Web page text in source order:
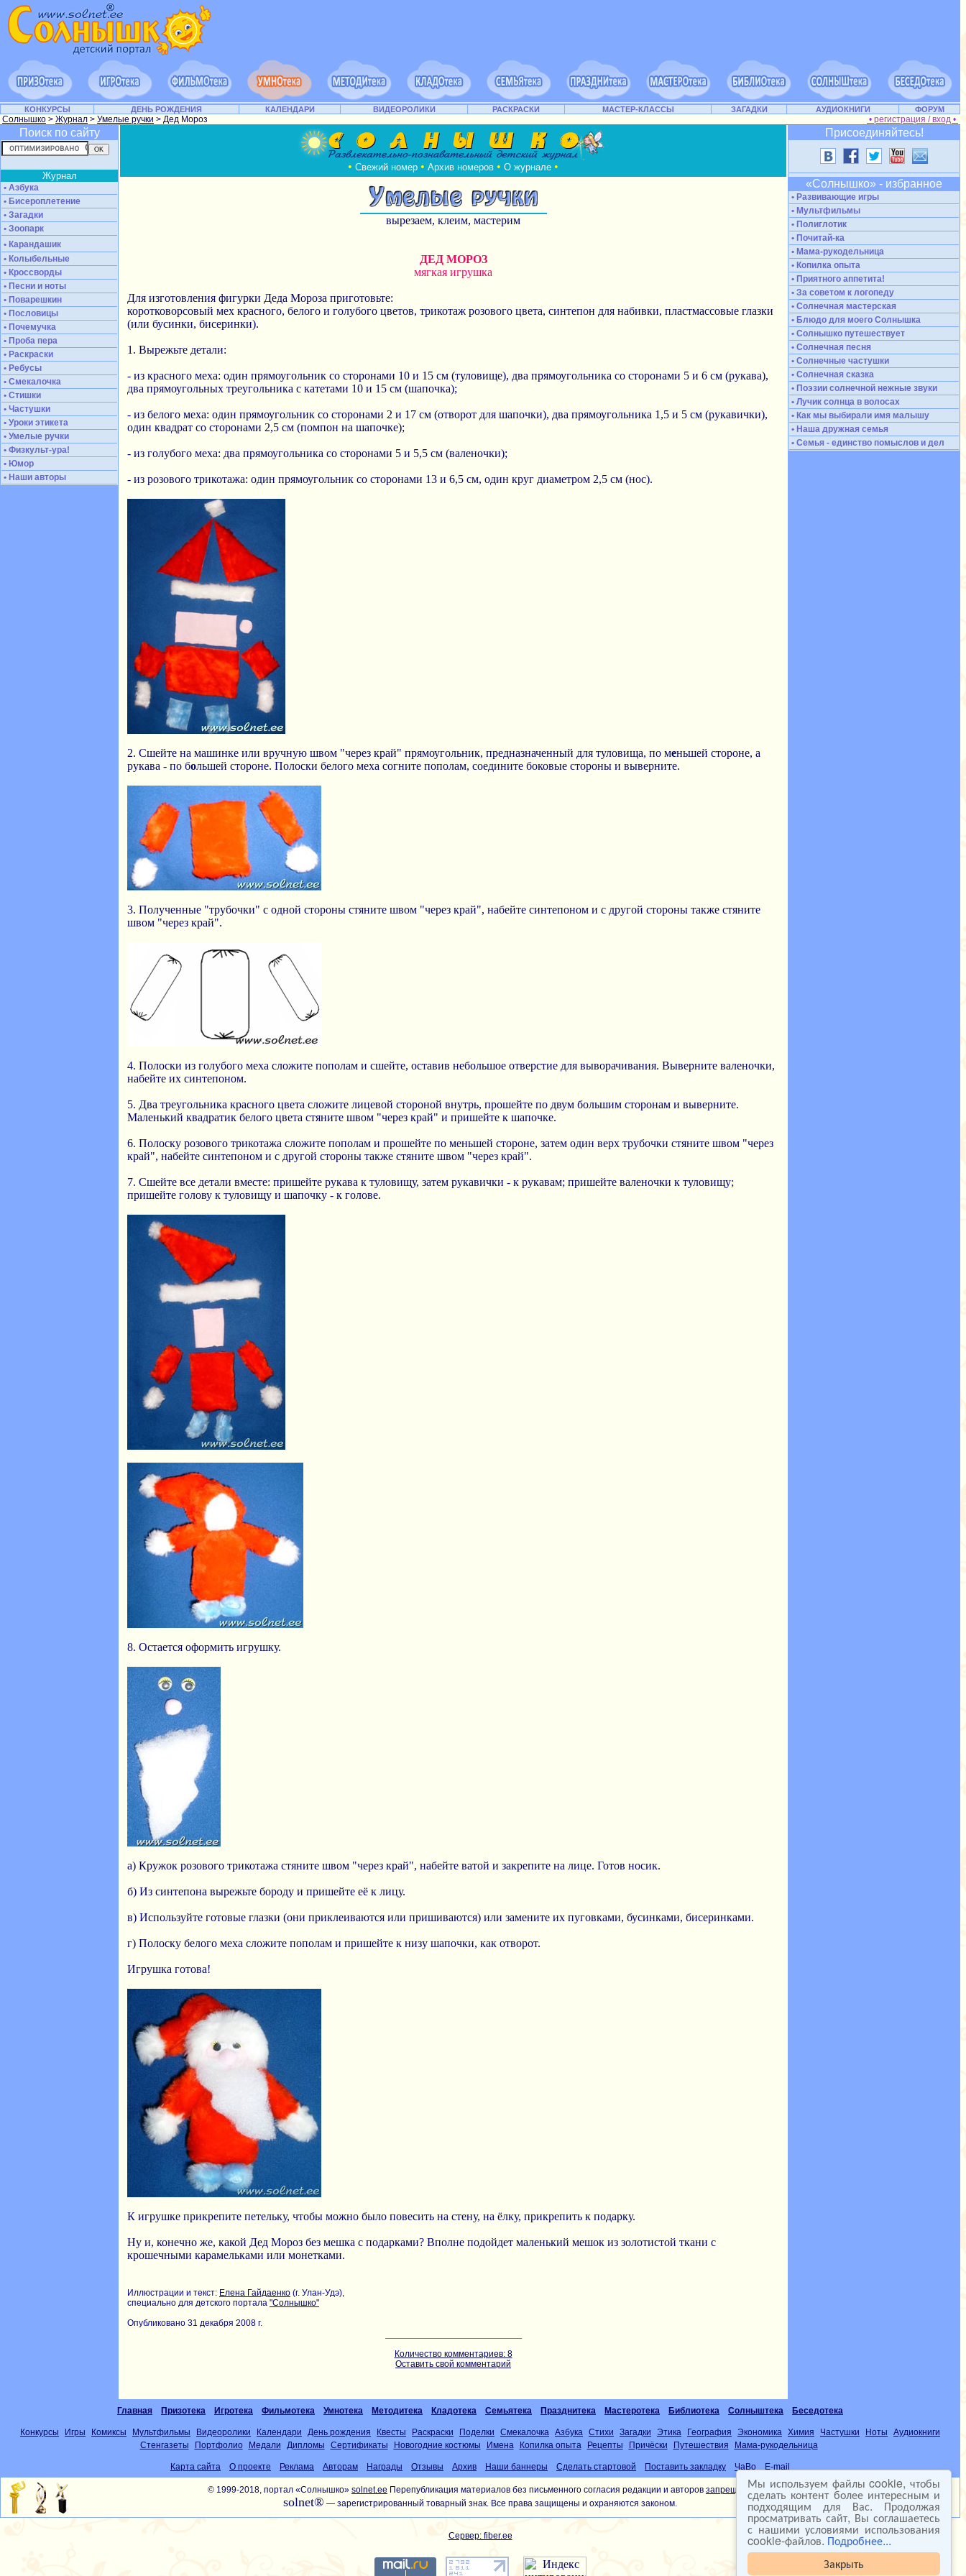
Закрыть
Мы используем файлы cookie, чтобы
сделать контент более интересным и
подходящим для Вас. Продолжая
просматривать сайт, Вы соглашаетесь
с нашими условиями использования
cookie-файлов. Подробнее...
КОНКУРСЫ ДЕНЬ РОЖДЕНИЯ КАЛЕНДАРИ ВИДЕОРОЛИКИ РАСКРАСКИ МАСТЕР-КЛАССЫ ЗАГАДКИ АУДИОКНИГИ ФОРУМ
Солнышко > Журнал > Умелые ручки > Дед Мороз • регистрация / вход •
Поиск по сайту
Журнал
• Азбука
• Бисероплетение
• Загадки
• Зоопарк
• Карандашик
• Колыбельные
• Кроссворды
• Песни и ноты
• Поварешкин
• Пословицы
• Почемучка
• Проба пера
• Раскраски
• Ребусы
• Смекалочка
• Стишки
• Частушки
• Уроки этикета
• Умелые ручки
• Физкульт-ура!
• Юмор
• Наши авторы
• Свежий номер • Архив номеров • О журнале •
вырезаем, клеим, мастерим
ДЕД МОРОЗ
мягкая игрушка
Для изготовления фигурки Деда Мороза приготовьте:
коротковорсовый мех красного, белого и голубого цветов, трикотаж розового цвета, синтепон для набивки, пластмассовые глазки
(или бусинки, бисеринки).
1. Вырежьте детали:
- из красного меха: один прямоугольник со сторонами 10 и 15 см (туловище), два прямоугольника со сторонами 5 и 6 см (рукава),
два прямоугольных треугольника с катетами 10 и 15 см (шапочка);
- из белого меха: один прямоугольник со сторонами 2 и 17 см (отворот для шапочки), два прямоугольника 1,5 и 5 см (рукавички),
один квадрат со сторонами 2,5 см (помпон на шапочке);
- из голубого меха: два прямоугольника со сторонами 5 и 5,5 см (валеночки);
- из розового трикотажа: один прямоугольник со сторонами 13 и 6,5 см, один круг диаметром 2,5 см (нос).
2. Сшейте на машинке или вручную швом "через край" прямоугольник, предназначенный для туловища, по меньшей стороне, а
рукава - по большей стороне. Полоски белого меха согните пополам, соедините боковые стороны и выверните.
3. Полученные "трубочки" с одной стороны стяните швом "через край", набейте синтепоном и с другой стороны также стяните
швом "через край".
4. Полоски из голубого меха сложите пополам и сшейте, оставив небольшое отверстие для выворачивания. Выверните валеночки,
набейте их синтепоном.
5. Два треугольника красного цвета сложите лицевой стороной внутрь, прошейте по двум большим сторонам и выверните.
Маленький квадратик белого цвета стяните швом "через край" и пришейте к шапочке.
6. Полоску розового трикотажа сложите пополам и прошейте по меньшей стороне, затем один верх трубочки стяните швом "через
край", набейте синтепоном и с другой стороны также стяните швом "через край".
7. Сшейте все детали вместе: пришейте рукава к туловищу, затем рукавички - к рукавам; пришейте валеночки к туловищу;
пришейте голову к туловищу и шапочку - к голове.
8. Остается оформить игрушку.
а) Кружок розового трикотажа стяните швом "через край", набейте ватой и закрепите на лице. Готов носик.
б) Из синтепона вырежьте бороду и пришейте её к лицу.
в) Используйте готовые глазки (они приклеиваются или пришиваются) или замените их пуговками, бусинками, бисеринками.
г) Полоску белого меха сложите пополам и пришейте к низу шапочки, как отворот.
Игрушка готова!
К игрушке прикрепите петельку, чтобы можно было повесить на стену, на ёлку, прикрепить к подарку.
Ну и, конечно же, какой Дед Мороз без мешка с подарками? Вполне подойдет маленький мешок из золотистой ткани с
крошечными карамельками или монетками.
Иллюстрации и текст: Елена Гайдаенко (г. Улан-Удэ),
специально для детского портала "Солнышко"
Опубликовано 31 декабря 2008 г.
Количество комментариев: 8
Оставить свой комментарий
Присоединяйтесь!
«Солнышко» - избранное
• Развивающие игры
• Мультфильмы
• Полиглотик
• Почитай-ка
• Мама-рукодельница
• Копилка опыта
• Приятного аппетита!
• За советом к логопеду
• Солнечная мастерская
• Блюдо для моего Солнышка
• Солнышко путешествует
• Солнечная песня
• Солнечные частушки
• Солнечная сказка
• Поэзии солнечной нежные звуки
• Лучик солнца в волосах
• Как мы выбирали имя малышу
• Наша дружная семья
• Семья - единство помыслов и дел
Главная Призотека Игротека Фильмотека Умнотека Методитека Кладотека Семьятека Празднитека Мастеротека Библиотека Солныштека Беседотека
Конкурсы Игры Комиксы Мультфильмы Видеоролики Календари День рождения Квесты Раскраски Поделки Смекалочка Азбука Стихи Загадки Этика География Экономика Химия Частушки Ноты
Аудиокниги
Стенгазеты
Портфолио Медали Дипломы Сертификаты Новогодние костюмы Имена Копилка опыта Рецепты Причёски Путешествия Мама-рукодельница
Карта сайта О проекте Реклама Авторам Награды Отзывы Архив Наши баннеры Сделать стартовой Поставить закладку ЧаВо E-mail
© 1999-2018, портал «Солнышко» solnet.ee Перепубликация материалов без письменного согласия редакции и авторов запрещена
solnet® — зарегистрированный товарный знак. Все права защищены и охраняются законом.
Сервер: fiber.ee